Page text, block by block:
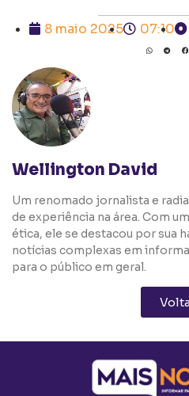
8 maio 2025 07:10
Wellington David
Um renomado jornalista e
de experiência na área. Com
ética, ele se destacou por sua
notícias complexas em
para o público em geral.